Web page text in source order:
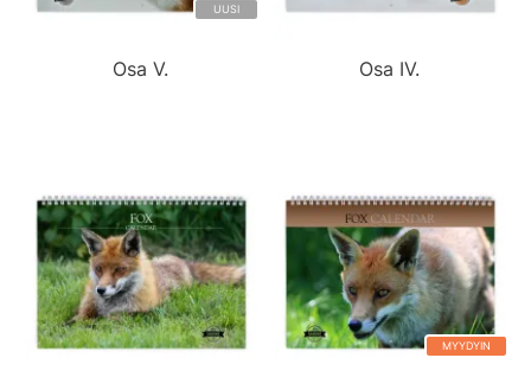
UUSI
Osa V. Osa IV.
MYYDYIN